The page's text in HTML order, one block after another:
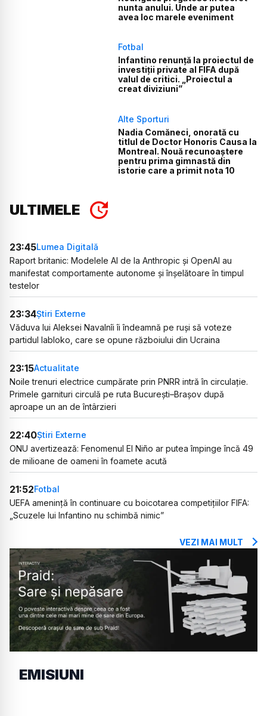
nunta anului. Unde ar putea
avea loc marele eveniment
Fotbal
Infantino renunță la proiectul de
investiții private al FIFA după
valul de critici. „Proiectul a
creat diviziuni”
Alte Sporturi
Nadia Comăneci, onorată cu
titlul de Doctor Honoris Causa la
Montreal. Nouă recunoaștere
pentru prima gimnastă din
istorie care a primit nota 10
ULTIMELE
23:45Lumea Digitală
Raport britanic: Modelele AI de la Anthropic și OpenAI au
manifestat comportamente autonome și înșelătoare în timpul
testelor
23:34Știri Externe
Văduva lui Aleksei Navalnîi îi îndeamnă pe ruși să voteze
partidul Iabloko, care se opune războiului din Ucraina
23:15Actualitate
Noile trenuri electrice cumpărate prin PNRR intră în circulație.
Primele garnituri circulă pe ruta București–Brașov după
aproape un an de întârzieri
22:40Știri Externe
ONU avertizează: Fenomenul El Niño ar putea împinge încă 49
de milioane de oameni în foamete acută
21:52Fotbal
UEFA amenință în continuare cu boicotarea competițiilor FIFA:
„Scuzele lui Infantino nu schimbă nimic”
VEZI MAI MULT
EMISIUNI